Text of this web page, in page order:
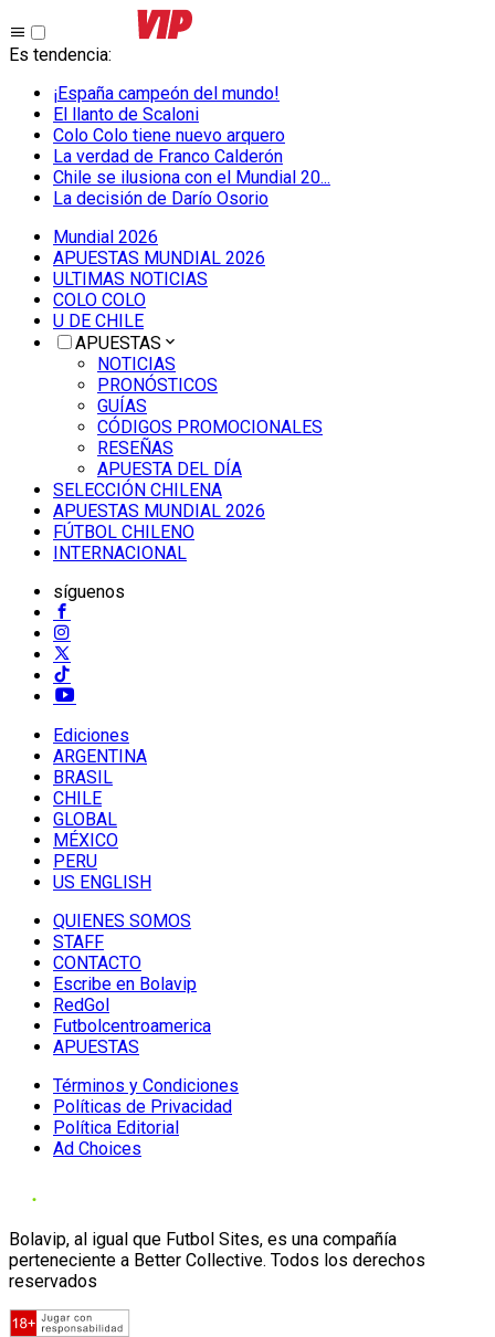
Es tendencia:
¡España campeón del mundo!
El llanto de Scaloni
Colo Colo tiene nuevo arquero
La verdad de Franco Calderón
Chile se ilusiona con el Mundial 20...
La decisión de Darío Osorio
Mundial 2026
APUESTAS MUNDIAL 2026
ULTIMAS NOTICIAS
COLO COLO
U DE CHILE
APUESTAS
NOTICIAS
PRONÓSTICOS
GUÍAS
CÓDIGOS PROMOCIONALES
RESEÑAS
APUESTA DEL DÍA
SELECCIÓN CHILENA
APUESTAS MUNDIAL 2026
FÚTBOL CHILENO
INTERNACIONAL
síguenos
Ediciones
ARGENTINA
BRASIL
CHILE
GLOBAL
MÉXICO
PERU
US ENGLISH
QUIENES SOMOS
STAFF
CONTACTO
Escribe en Bolavip
RedGol
Futbolcentroamerica
APUESTAS
Términos y Condiciones
Políticas de Privacidad
Política Editorial
Ad Choices
Bolavip, al igual que Futbol Sites, es una compañía
perteneciente a Better Collective. Todos los derechos
reservados